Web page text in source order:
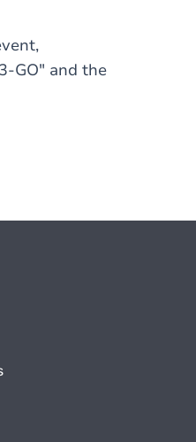
GO" and the